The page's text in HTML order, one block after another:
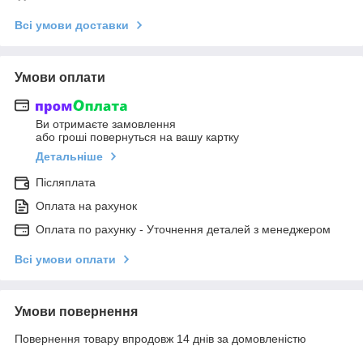
Всі умови доставки
Умови оплати
Ви отримаєте замовлення
або гроші повернуться на вашу картку
Детальніше
Післяплата
Оплата на рахунок
Оплата по рахунку - Уточнення деталей з менеджером
Всі умови оплати
Умови повернення
Повернення товару впродовж 14 днів за домовленістю